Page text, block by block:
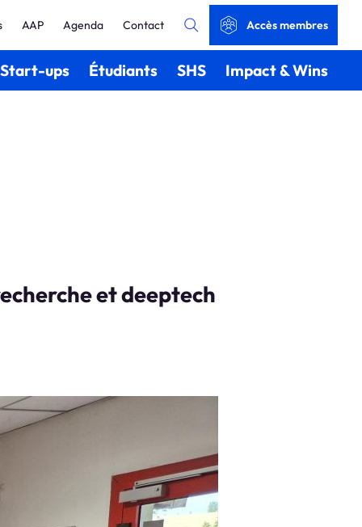
Start-ups Étudiants SHS Impact & Wins
AAP Agenda Contact Accès membres
et deeptech